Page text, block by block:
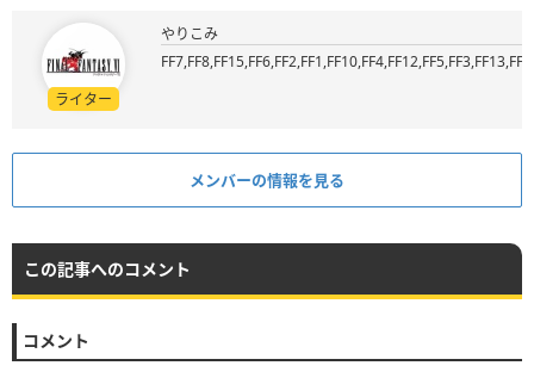
ライター
やりこみ
FF7,FF8,FF15,FF6,FF2,FF1,FF10,FF4,FF12,FF5,FF3,FF13,FF9
メンバーの情報を見る
この記事へのコメント
コメント